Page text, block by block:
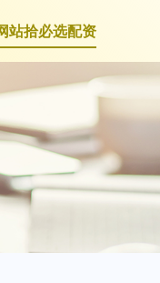
站拾必选配资
上证综指